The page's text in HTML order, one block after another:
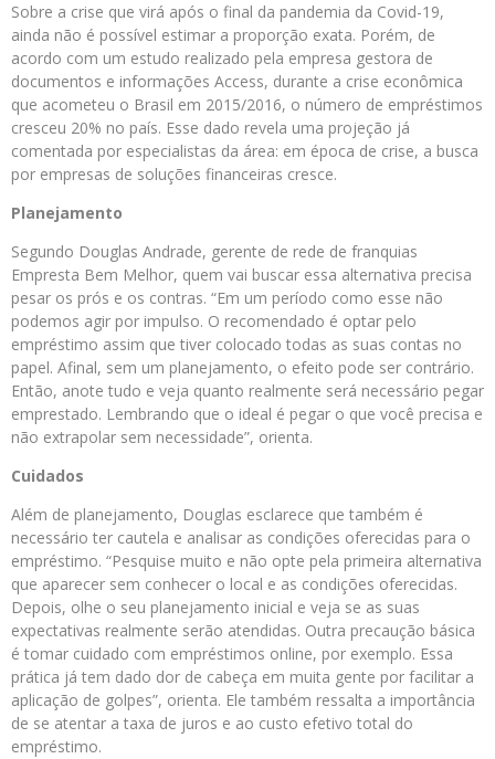
Sobre a crise que virá após o final da pandemia da Covid-19,
ainda não é possível estimar a proporção exata. Porém, de
acordo com um estudo realizado pela empresa gestora de
documentos e informações Access, durante a crise econômica
que acometeu o Brasil em 2015/2016, o número de empréstimos
cresceu 20% no país. Esse dado revela uma projeção já
comentada por especialistas da área: em época de crise, a busca
por empresas de soluções financeiras cresce.
Planejamento
Segundo Douglas Andrade, gerente de rede de franquias
Empresta Bem Melhor, quem vai buscar essa alternativa precisa
pesar os prós e os contras. “Em um período como esse não
podemos agir por impulso. O recomendado é optar pelo
empréstimo assim que tiver colocado todas as suas contas no
papel. Afinal, sem um planejamento, o efeito pode ser contrário.
Então, anote tudo e veja quanto realmente será necessário pegar
emprestado. Lembrando que o ideal é pegar o que você precisa e
não extrapolar sem necessidade”, orienta.
Cuidados
Além de planejamento, Douglas esclarece que também é
necessário ter cautela e analisar as condições oferecidas para o
empréstimo. “Pesquise muito e não opte pela primeira alternativa
que aparecer sem conhecer o local e as condições oferecidas.
Depois, olhe o seu planejamento inicial e veja se as suas
expectativas realmente serão atendidas. Outra precaução básica
é tomar cuidado com empréstimos online, por exemplo. Essa
prática já tem dado dor de cabeça em muita gente por facilitar a
aplicação de golpes”, orienta. Ele também ressalta a importância
de se atentar a taxa de juros e ao custo efetivo total do
empréstimo.